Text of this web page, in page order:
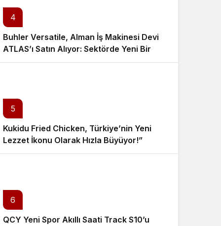
4
Buhler Versatile, Alman İş Makinesi Devi
ATLAS’ı Satın Alıyor: Sektörde Yeni Bir
Dönem Başlıyor!
5
Kukidu Fried Chicken, Türkiye’nin Yeni
Lezzet İkonu Olarak Hızla Büyüyor!”
6
QCY Yeni Spor Akıllı Saati Track S10’u